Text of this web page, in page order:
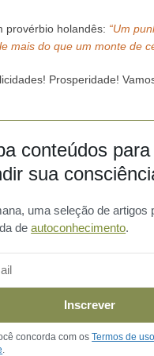
provérbio holandês: “Um
mais do que um monte de
Prosperidade!
conteúdos para
sua
uma seleção de artigos
deautoconhecimento.
Inscrever
concorda com osTermos de uso